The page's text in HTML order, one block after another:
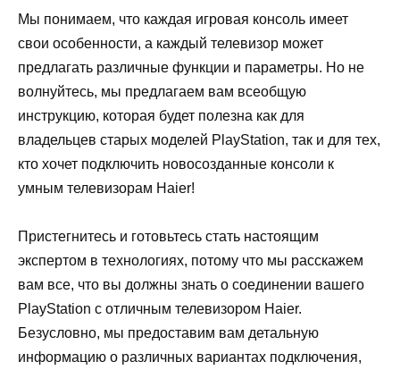
Мы понимаем, что каждая игровая консоль имеет
свои особенности, а каждый телевизор может
предлагать различные функции и параметры. Но не
волнуйтесь, мы предлагаем вам всеобщую
инструкцию, которая будет полезна как для
владельцев старых моделей PlayStation, так и для тех,
кто хочет подключить новосозданные консоли к
умным телевизорам Haier!
Пристегнитесь и готовьтесь стать настоящим
экспертом в технологиях, потому что мы расскажем
вам все, что вы должны знать о соединении вашего
PlayStation с отличным телевизором Haier.
Безусловно, мы предоставим вам детальную
информацию о различных вариантах подключения,